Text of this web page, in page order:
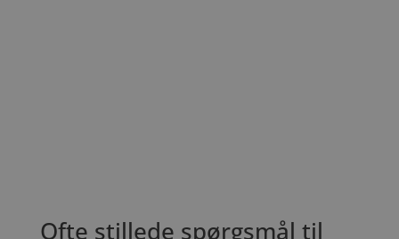
Ofte stillede spørgsmål til